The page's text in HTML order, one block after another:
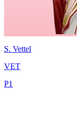
S. Vettel
VET
P1